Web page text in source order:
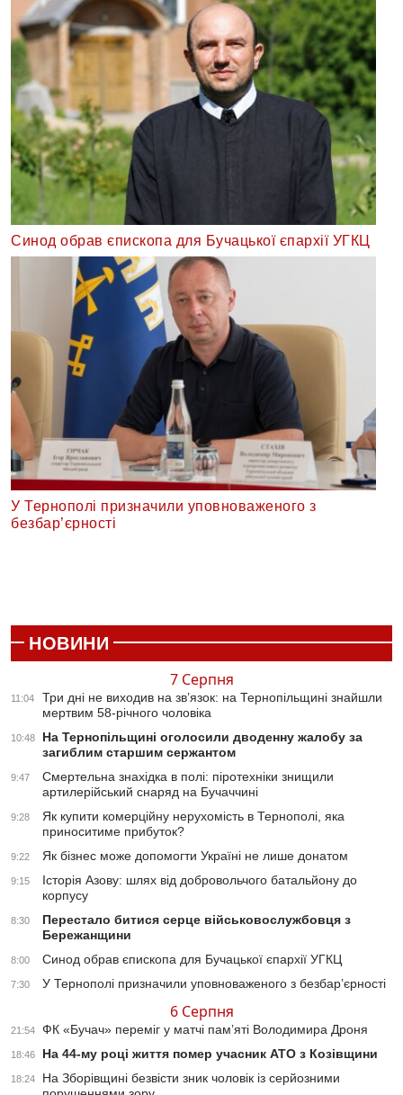
Синод обрав єпископа для Бучацької єпархії УГКЦ
У Тернополі призначили уповноваженого з
безбар’єрності
НОВИНИ
7 Серпня
11:04
Три дні не виходив на зв’язок: на Тернопільщині знайшли
мертвим 58-річного чоловіка
10:48
На Тернопільщині оголосили дводенну жалобу за
загиблим старшим сержантом
9:47
Смертельна знахідка в полі: піротехніки знищили
артилерійський снаряд на Бучаччині
9:28
Як купити комерційну нерухомість в Тернополі, яка
приноситиме прибуток?
9:22 Як бізнес може допомогти Україні не лише донатом
9:15
Історія Азову: шлях від добровольчого батальйону до
корпусу
8:30
Перестало битися серце військовослужбовця з
Бережанщини
8:00 Синод обрав єпископа для Бучацької єпархії УГКЦ
7:30 У Тернополі призначили уповноваженого з безбар’єрності
6 Серпня
21:54 ФК «Бучач» переміг у матчі пам’яті Володимира Дроня
18:46 На 44-му році життя помер учасник АТО з Козівщини
18:24
На Зборівщині безвісти зник чоловік із серйозними